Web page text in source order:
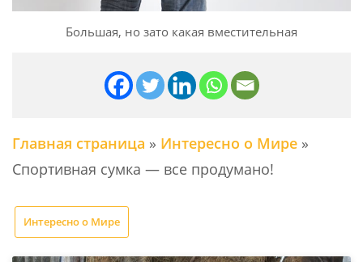
Большая, но зато какая вместительная
Главная страница » Интересно о Мире »
Спортивная сумка — все продумано!
Интересно о Мире